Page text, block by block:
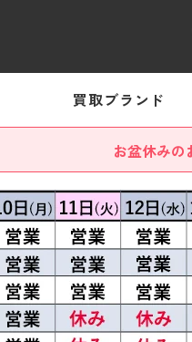
買取ブランド
お盆休みの